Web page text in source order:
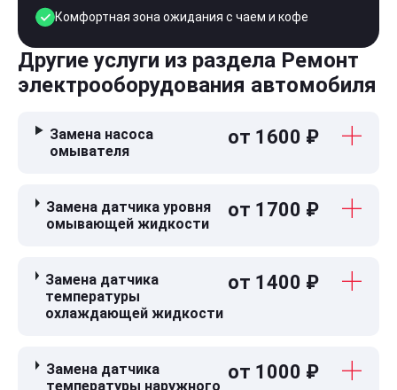
Комфортная зона ожидания с чаем и кофе
Другие услуги из раздела Ремонт
электрооборудования автомобиля
Замена насоса
омывателя
от 1600 ₽
Замена датчика уровня
омывающей жидкости
от 1700 ₽
Замена датчика
температуры
охлаждающей жидкости
от 1400 ₽
Замена датчика
температуры наружного
от 1000 ₽